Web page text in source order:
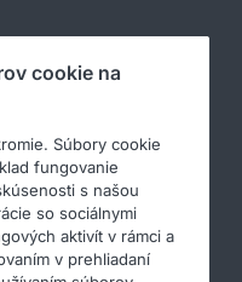
cookie na
Súbory cookie
fungovanie
s našou
so sociálnymi
aktivít v rámci a
v prehliadaní